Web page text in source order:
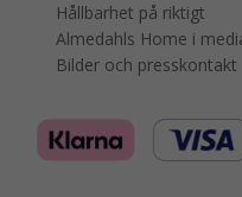
Hållbarhet på riktigt
Almedahls Home i
Bilder och presskontakt